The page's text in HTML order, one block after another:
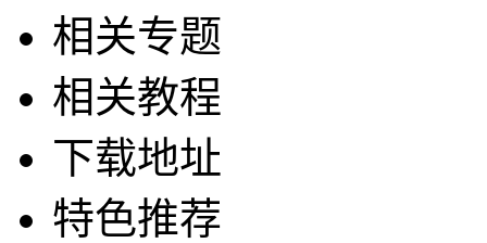
相关专题
相关教程
下载地址
特色推荐